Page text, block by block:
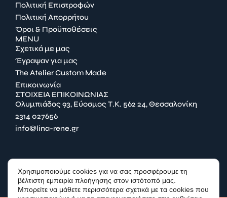
Πολιτική Επιστροφών
Πολιτική Απορρήτου
Όροι & Προϋποθέσεις
MENU
Σχετικά με μας
Έγραψαν για μας
The Atelier Custom Made
Επικοινωνία
ΣΤΟΙΧΕΙΑ ΕΠΙΚΟΙΝΩΝΙΑΣ
Ολυμπιάδος 93, Εύοσμος Τ.Κ. 562 24, Θεσσαλονίκη
2314 027656
info@lina-rene.gr
FACEBOOK
INSTAGRAM
Χρησιμοποιούμε cookies για να σας προσφέρουμε τη
βέλτιστη εμπειρία πλοήγησης στον ιστότοπό μας.
Μπορείτε να μάθετε περισσότερα σχετικά με τα cookies που